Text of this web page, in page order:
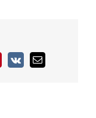
Pinterest
Vk Email